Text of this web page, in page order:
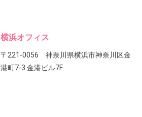
横浜オフィス
〒221-0056 神奈川県横浜市神奈川区金
港町7-3 金港ビル7F